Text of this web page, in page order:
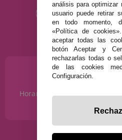
Horario de Lunes a Sábados
· Quiénes somos
análisis para optimizar
usuario puede retirar
en todo momento,
«Política de
aceptar todas las
botón Aceptar y
rechazarlas todas o
de las cookies
Configuración.